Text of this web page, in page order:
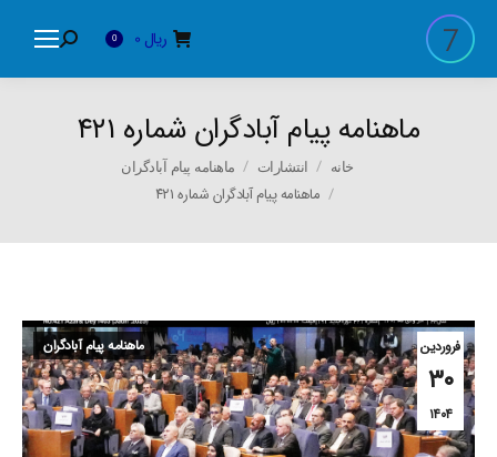
ریال 0
Search:
ماهنامه پیام آبادگران شماره ۴۲۱
خانه انتشارات ماهنامه پیام آبادگران
ماهنامه پیام آبادگران شماره ۴۲۱
فروردین
۳۰
۱۴۰۴
ماهنامه پیام آبادگران